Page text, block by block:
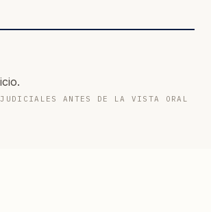
ANTES DE LA VISTA ORAL